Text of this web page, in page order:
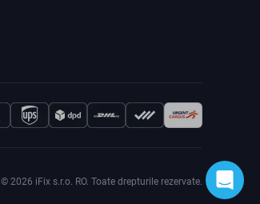
© 2026 iFix s.r.o. RO. Toate drepturile rezervate.